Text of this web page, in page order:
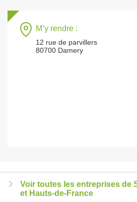
M’y rendre :
12 rue de parvillers
80700 Damery
Voir toutes les entreprises de
et Hauts-de-France